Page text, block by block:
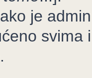
je
svima